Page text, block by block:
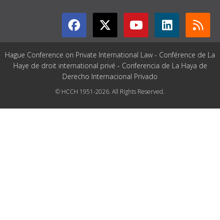
Hague Conference on Private International Law - Conférence de La
Haye de droit international privé - Conferencia de La Haya de
Derecho Internacional Privado
© HCCH 1951-2026. All Rights Reserved.